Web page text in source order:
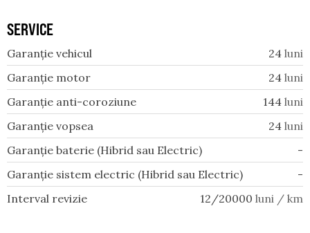
SERVICE
Garanție vehicul 24 luni
Garanție motor
24 luni
Garanție anti-coroziune
144 luni
Garanție vopsea
24 luni
Garanție baterie (Hibrid sau Electric)
-
Garanție sistem electric (Hibrid sau Electric)
-
Interval revizie
12/20000 luni / km